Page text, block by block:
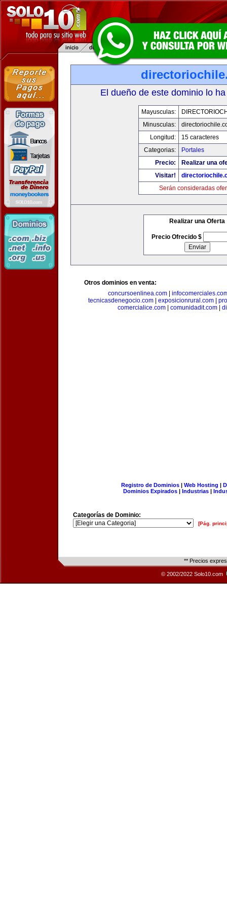
El dueño de este dominio lo
Mayusculas:
Minusculas:
Longitud:
15 caracteres
Categorias:
Portales
Precio:
Realizar una
Visitar!
Serán consideradas
Realizar una Oferta
Precio Ofrecido $
Otros dominios en venta:
concursoenlinea.com|
tecnicasdenegocio.com
exposicionrural.com
comercialice.com| comunidadit.com|
Registro de Dominios| Web Hosting |
Dominios Expirados | Industrias |
Categorías de Dominio:
[Pág.
** Precios
© 2002/2022 Solo10.com